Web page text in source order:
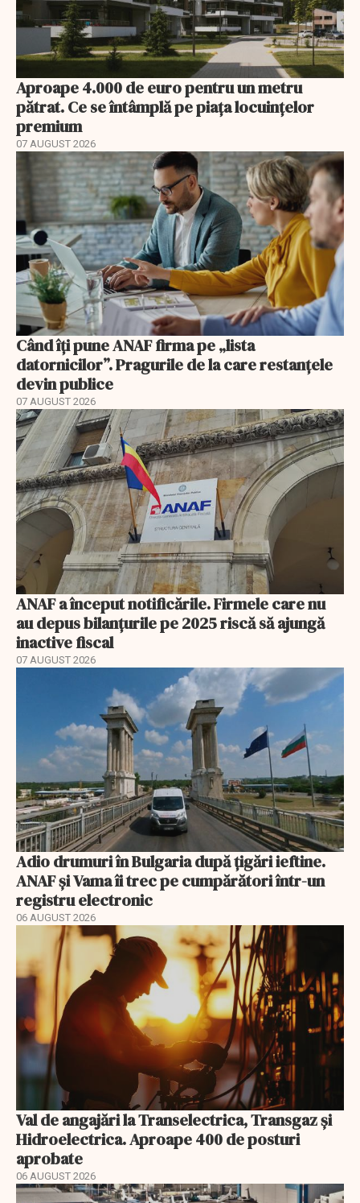
Aproape 4.000 de euro pentru un metru
pătrat. Ce se întâmplă pe piața locuințelor
premium
07 AUGUST 2026
Când îți pune ANAF firma pe „lista
datornicilor”. Pragurile de la care restanțele
devin publice
07 AUGUST 2026
ANAF a început notificările. Firmele care nu
au depus bilanțurile pe 2025 riscă să ajungă
inactive fiscal
07 AUGUST 2026
Adio drumuri în Bulgaria după țigări ieftine.
ANAF și Vama îi trec pe cumpărători într-un
registru electronic
06 AUGUST 2026
Val de angajări la Transelectrica, Transgaz și
Hidroelectrica. Aproape 400 de posturi
aprobate
06 AUGUST 2026